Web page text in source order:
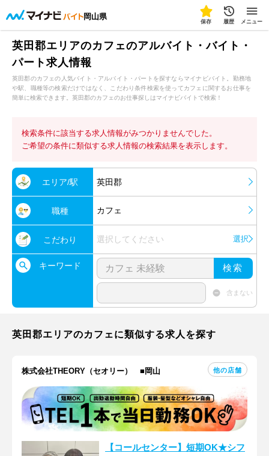
岡山県
保存 履歴 メニュー
英田郡エリアのカフェのアルバイト・バイト・
パート求人情報
英田郡のカフェの人気バイト・アルバイト・パートを探すならマイナビバイト。勤務地
や駅、職種等の検索だけではなく、こだわり条件検索を使ってカフェに関するお仕事を
簡単に検索できます。英田郡のカフェのお仕事探しはマイナビバイトで検索！
検索条件に該当する求人情報がみつかりませんでした。
ご希望の条件に類似する求人情報の検索結果を表示します。
エリア/駅 英田郡
職種 カフェ
こだわり 選択してください 選択
キーワード 検索
含まない
英田郡エリアのカフェに類似する求人を探す
株式会社THEORY（セオリー） ■岡山 他の店舗
【コールセンター】短期OK★シフ